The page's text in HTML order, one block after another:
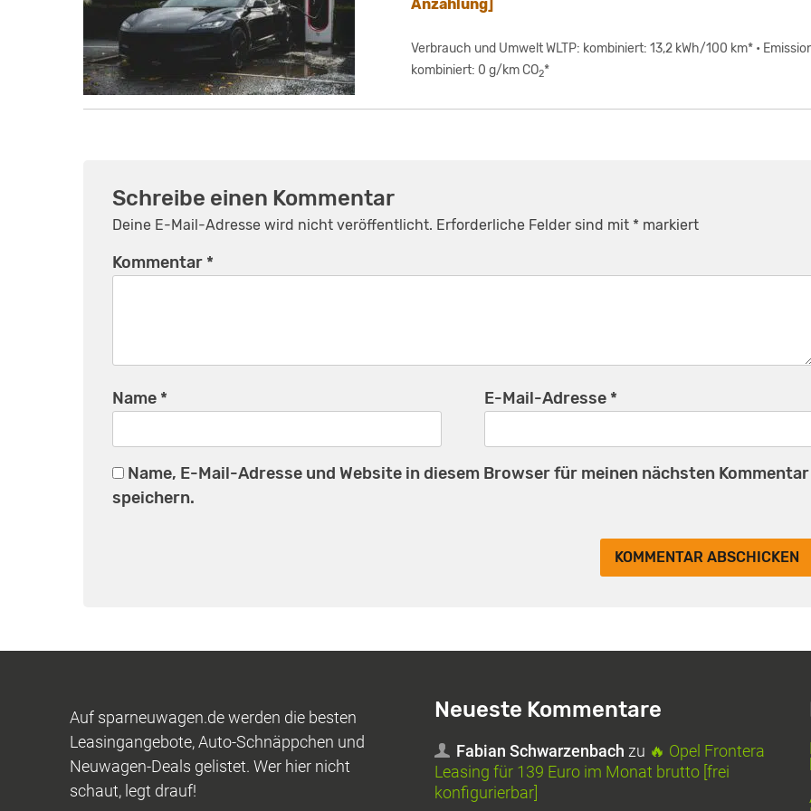
Anzahlung]
Verbrauch und Umwelt WLTP: kombiniert: 13,2 kWh/100 km* •
kombiniert: 0 g/km CO2*
Schreibe einen Kommentar
Deine E-Mail-Adresse wird nicht veröffentlicht. Erforderliche Felder sind mit * markiert
Kommentar *
Name * E-Mail-Adresse *
Name, E-Mail-Adresse und Website in diesem Browser für meinen nächsten Kommentar
speichern.
Auf sparneuwagen.de werden die besten
Leasingangebote, Auto-Schnäppchen und
Neuwagen-Deals gelistet. Wer hier nicht
schaut, legt drauf!
Neueste Kommentare
Fabian Schwarzenbach zu 🔥 Opel Frontera
Leasing für 139 Euro im Monat brutto [frei
konfigurierbar]